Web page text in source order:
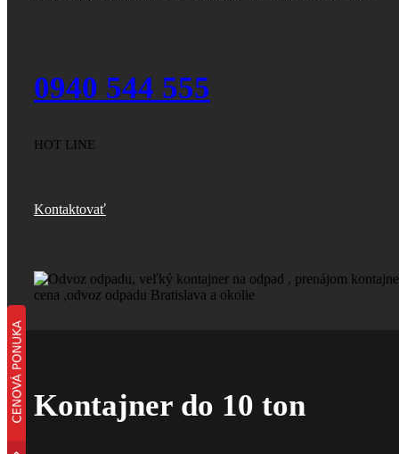
0940 544 555
HOT LINE
Kontaktovať
Kontajner do 10 ton